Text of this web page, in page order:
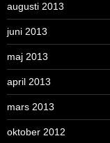
augusti 2013
juni 2013
maj 2013
april 2013
mars 2013
oktober 2012